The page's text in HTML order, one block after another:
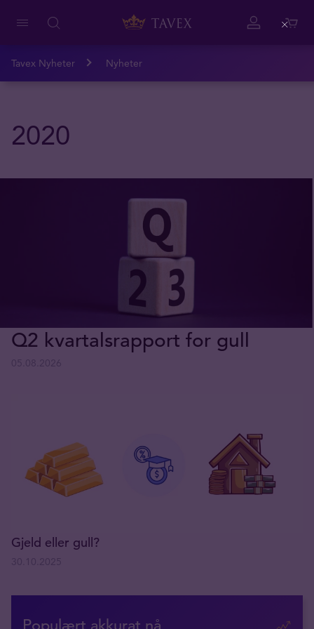
Tavex Nyheter Nyheter
2020
Q2 kvartalsrapport for gull
Gjeld eller gull?
Close